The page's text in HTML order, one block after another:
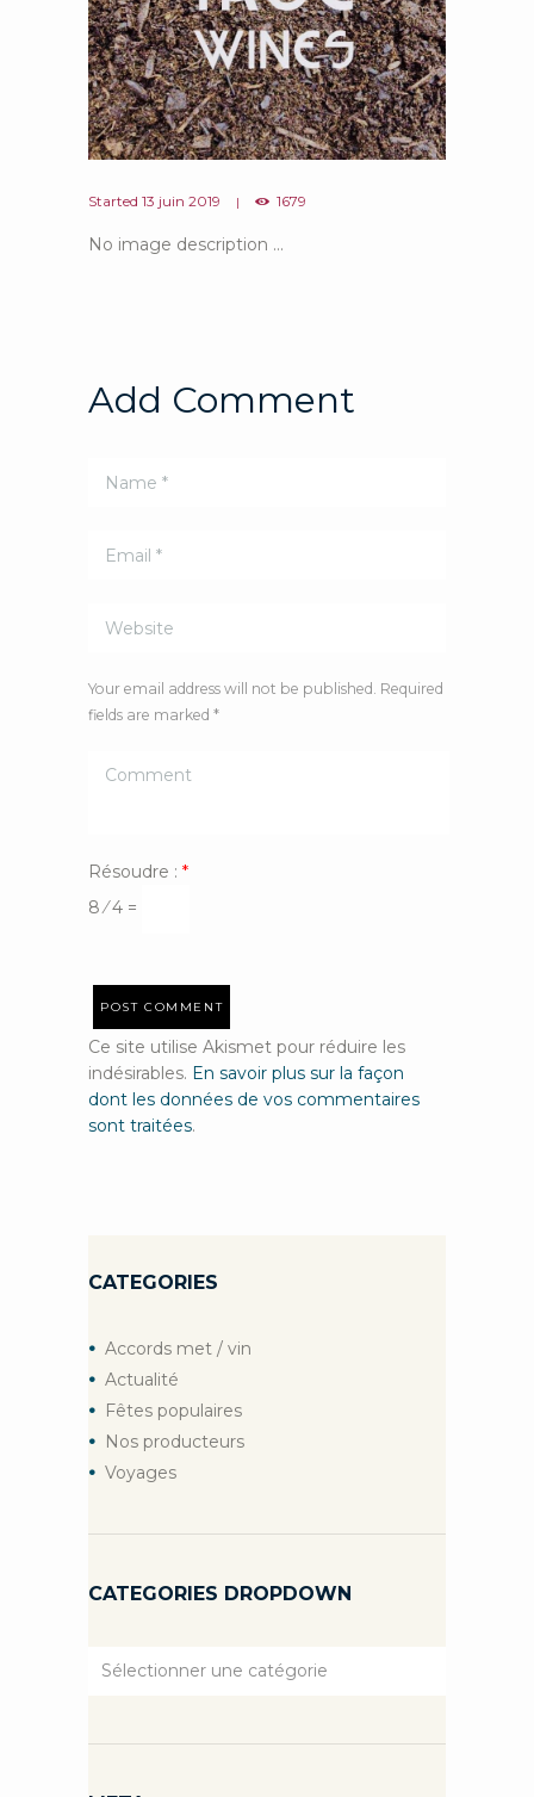
Started 13 juin 2019 1679
No image description ...
Add Comment
Your email address will not be published. Required
fields are marked *
Résoudre : *
8 ⁄ 4 =
Ce site utilise Akismet pour réduire les
indésirables. En savoir plus sur la façon
dont les données de vos commentaires
sont traitées.
CATEGORIES
Accords met / vin
Actualité
Fêtes populaires
Nos producteurs
Voyages
CATEGORIES DROPDOWN
Categories